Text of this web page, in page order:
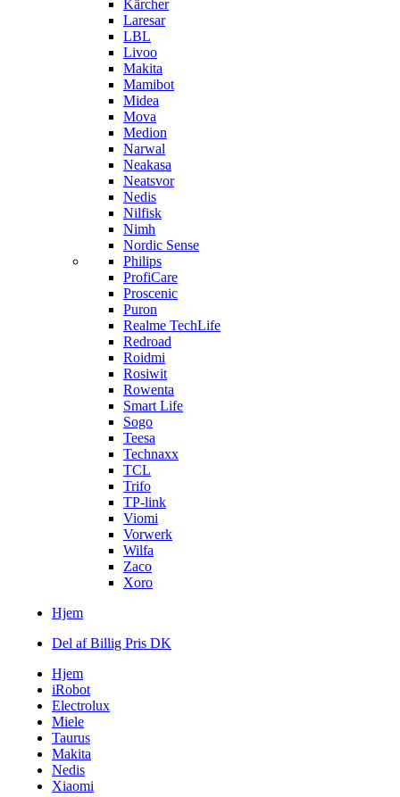
Kärcher
Laresar
LBL
Livoo
Makita
Mamibot
Midea
Mova
Medion
Narwal
Neakasa
Neatsvor
Nedis
Nilfisk
Nimh
Nordic Sense
Philips
ProfiCare
Proscenic
Puron
Realme TechLife
Redroad
Roidmi
Rosiwit
Rowenta
Smart Life
Sogo
Teesa
Technaxx
TCL
Trifo
TP-link
Viomi
Vorwerk
Wilfa
Zaco
Xoro
Hjem
Del af Billig Pris DK
Hjem
iRobot
Electrolux
Miele
Taurus
Makita
Nedis
Xiaomi